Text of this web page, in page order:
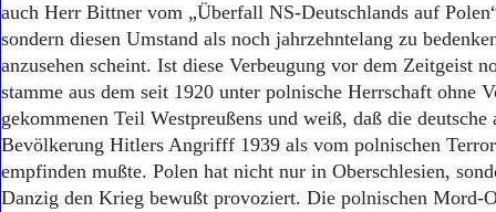
Start
Wer wir sind
Aktuelle Ausgabe
Abonnenten-Login
Abonnent werden
Abo Prämien
Archiv
Mediadaten
auch Herr Bittner vom „Überfall NS-Deutschlands auf
sondern diesen Umstand als noch jahrzehntelang zu
anzusehen scheint. Ist diese Verbeugung vor dem Zeitgeist
stamme aus dem seit 1920 unter polnische Herrschaft ohne
gekommenen Teil Westpreußens und weiß, daß die deutsche
Bevölkerung Hitlers Angrifff 1939 als vom polnischen
empfinden mußte. Polen hat nicht nur in Oberschlesien,
Danzig den Krieg bewußt provoziert. Die polnischen Mord-